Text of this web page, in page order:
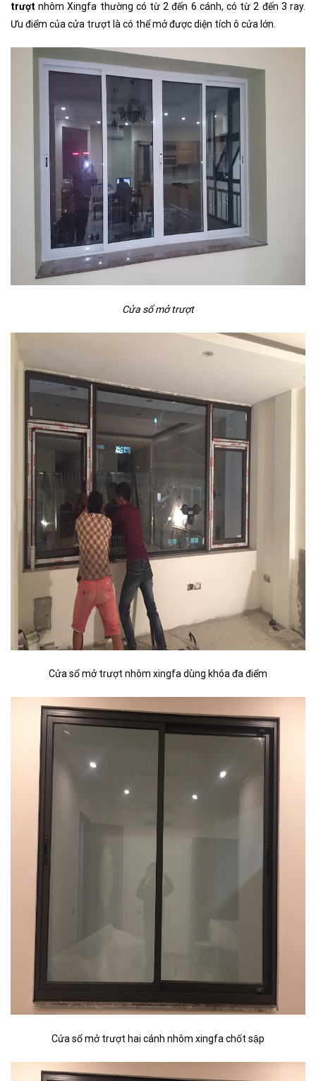
trượt nhôm Xingfa thường có từ 2 đến 6 cánh, có từ 2 đến 3 ray.
Ưu điểm của cửa trượt là có thể mở được diện tích ô cửa lớn.
Cửa sổ mở trượt
Cửa sổ mở trượt nhôm xingfa dùng khóa đa điểm
Cửa sổ mở trượt hai cánh nhôm xingfa chốt sập​